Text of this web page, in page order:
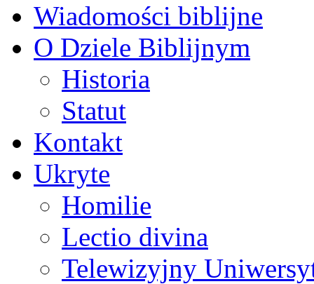
Wiadomości biblijne
O Dziele Biblijnym
Historia
Statut
Kontakt
Ukryte
Homilie
Lectio divina
Telewizyjny